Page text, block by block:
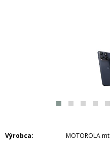
Výrobca
MOTOROLA mt